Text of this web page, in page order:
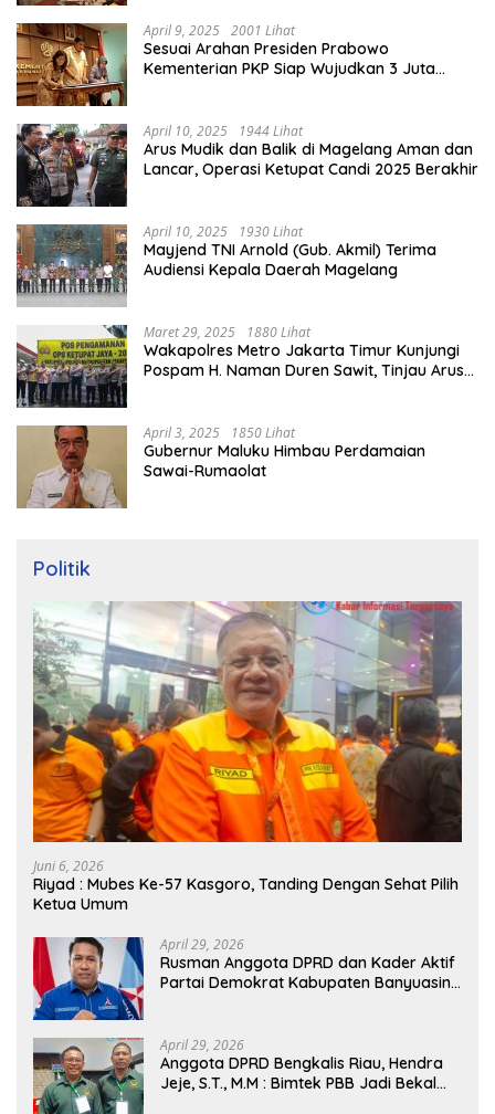
April 9, 2025 2001 Lihat
Sesuai Arahan Presiden Prabowo
Kementerian PKP Siap Wujudkan 3 Juta
April 10, 2025 1944 Lihat
Arus Mudik dan Balik di Magelang Aman dan
Lancar, Operasi Ketupat Candi 2025 Berakhir
April 10, 2025 1930 Lihat
Mayjend TNI Arnold (Gub. Akmil) Terima
Audiensi Kepala Daerah Magelang
Maret 29, 2025 1880 Lihat
Wakapolres Metro Jakarta Timur Kunjungi
Pospam H. Naman Duren Sawit, Tinjau Arus
April 3, 2025 1850 Lihat
Gubernur Maluku Himbau Perdamaian
Sawai-Rumaolat
Politik
Juni 6, 2026
Riyad : Mubes Ke-57 Kasgoro, Tanding Dengan Sehat Pilih
Ketua Umum
April 29, 2026
Rusman Anggota DPRD dan Kader Aktif
Partai Demokrat Kabupaten Banyuasin
April 29, 2026
Anggota DPRD Bengkalis Riau, Hendra
Jeje, S.T., M.M : Bimtek PBB Jadi Bekal